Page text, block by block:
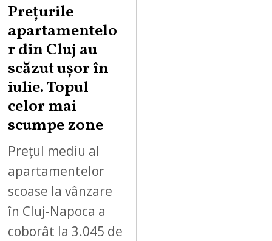
Prețurile
apartamentelo
r din Cluj au
scăzut ușor în
iulie. Topul
celor mai
scumpe zone
Prețul mediu al
apartamentelor
scoase la vânzare
în Cluj-Napoca a
coborât la 3.045 de